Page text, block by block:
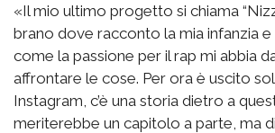
«Il mio ultimo progetto si chiama
brano dove racconto la mia infanzia e
come la passione per il rap mi abbia
affrontare le cose. Per ora è uscito
Instagram, c’è una storia dietro a
meriterebbe un capitolo a parte, ma